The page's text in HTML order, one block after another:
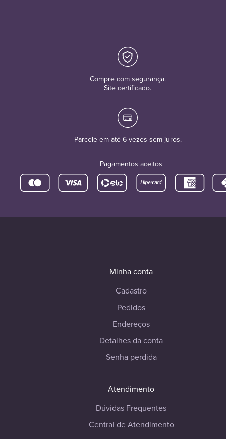
Compre com segurança.
Site certificado.
Parcele em até 6 vezes sem juros.
Pagamentos aceitos
Minha conta
Cadastro
Pedidos
Endereços
Detalhes da conta
Senha perdida
Atendimento
Dúvidas Frequentes
Central de Atendimento